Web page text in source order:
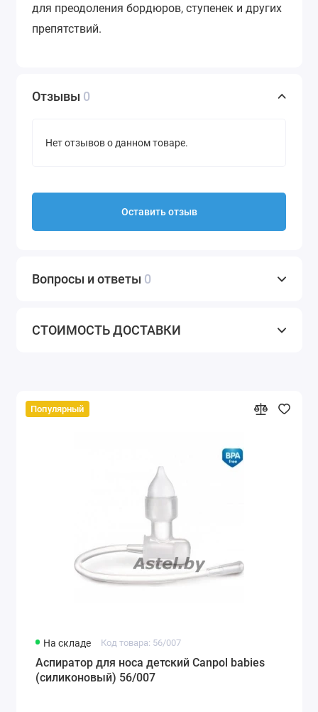
для преодоления бордюров, ступенек и других
препятствий.
Отзывы 0
Нет отзывов о данном товаре.
Оставить отзыв
Вопросы и ответы 0
СТОИМОСТЬ ДОСТАВКИ
Популярный
На складе Код товара: 56/007
Аспиратор для носа детский Canpol babies
(силиконовый) 56/007